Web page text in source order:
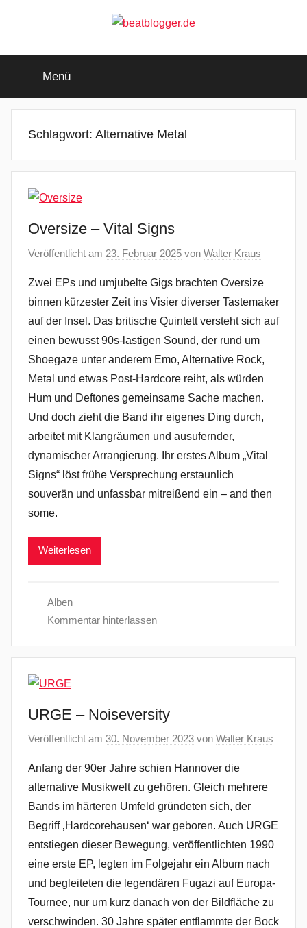
beatblogger.de
beat
goes
Menü
Schlagwort: Alternative Metal
Oversize – Vital Signs
Veröffentlicht am 23. Februar 2025 von Walter Kraus
Zwei EPs und umjubelte Gigs brachten Oversize
binnen kürzester Zeit ins Visier diverser Tastemaker
auf der Insel. Das britische Quintett versteht sich auf
einen bewusst 90s-lastigen Sound, der rund um
Shoegaze unter anderem Emo, Alternative Rock,
Metal und etwas Post-Hardcore reiht, als würden
Hum und Deftones gemeinsame Sache machen.
Und doch zieht die Band ihr eigenes Ding durch,
arbeitet mit Klangräumen und ausufernder,
dynamischer Arrangierung. Ihr erstes Album „Vital
Signs“ löst frühe Versprechung erstaunlich
souverän und unfassbar mitreißend ein – and then
some.
Weiterlesen
Alben
Kommentar hinterlassen
URGE – Noiseversity
Veröffentlicht am 30. November 2023 von Walter Kraus
Anfang der 90er Jahre schien Hannover die
alternative Musikwelt zu gehören. Gleich mehrere
Bands im härteren Umfeld gründeten sich, der
Begriff ‚Hardcorehausen‘ war geboren. Auch URGE
entstiegen dieser Bewegung, veröffentlichten 1990
eine erste EP, legten im Folgejahr ein Album nach
und begleiteten die legendären Fugazi auf Europa-
Tournee, nur um kurz danach von der Bildfläche zu
verschwinden. 30 Jahre später entflammte der Bock